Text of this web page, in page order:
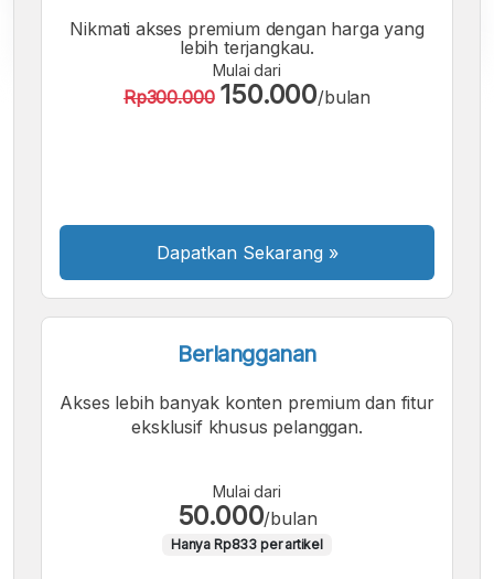
A A A
Nikmati akses premium dengan harga yang
lebih terjangkau.
Mulai dari
Rp300.000 150.000/bulan
Dapatkan Sekarang »
Berlangganan
Akses lebih banyak konten premium dan fitur
eksklusif khusus pelanggan.
Mulai dari
50.000/bulan
Hanya Rp833 per artikel